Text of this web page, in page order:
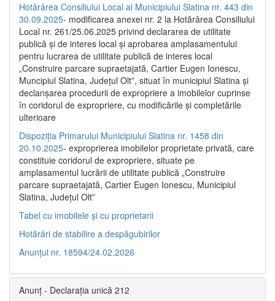
Hotărârea Consiliului Local al Municipiului Slatina nr. 443 din
30.09.2025- modificarea anexei nr. 2 la Hotărârea Consiliului
Local nr. 261/25.06.2025 privind declararea de utilitate
publică şi de interes local şi aprobarea amplasamentului
pentru lucrarea de utilitate publică de interes local
„Construire parcare supraetajată, Cartier Eugen Ionescu,
Muncipiul Slatina, Judeţul Olt”, situat în municipiul Slatina şi
declanşarea procedurii de expropriere a imobilelor cuprinse
în coridorul de expropriere, cu modificările şi completările
ulterioare
Dispoziția Primarului Municipiului Slatina nr. 1458 din
20.10.2025- exproprierea imobilelor proprietate privată, care
constituie coridorul de expropriere, situate pe
amplasamentul lucrării de utilitate publică „Construire
parcare supraetajată, Cartier Eugen Ionescu, Municipiul
Slatina, Județul Olt”
Tabel cu imobilele și cu proprietarii
Hotărâri de stabilire a despăgubirilor
Anunțul nr. 18594/24.02.2026
Anunț - Declarația unică 212